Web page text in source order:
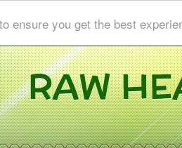
ensure you get the best